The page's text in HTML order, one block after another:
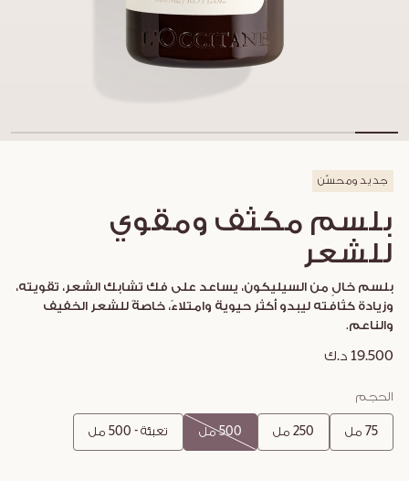
جديد ومحسّن
بلسم مكثف ومقوي
للشعر
بلسم خالٍ من السيليكون، يساعد على فك تشابك الشعر، تقويته،
وزيادة كثافته ليبدو أكثر حيوية وامتلاءً، خاصةً للشعر الخفيف
والناعم.
19.500 د.ك
الحجم
75 مل 250 مل 500 مل تعبئة - 500 مل